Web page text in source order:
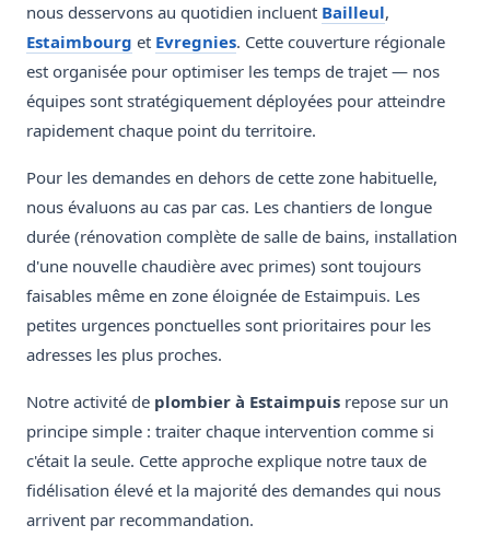
nous desservons au quotidien incluent Bailleul,
Estaimbourg et Evregnies. Cette couverture régionale
est organisée pour optimiser les temps de trajet — nos
équipes sont stratégiquement déployées pour atteindre
rapidement chaque point du territoire.
Pour les demandes en dehors de cette zone habituelle,
nous évaluons au cas par cas. Les chantiers de longue
durée (rénovation complète de salle de bains, installation
d'une nouvelle chaudière avec primes) sont toujours
faisables même en zone éloignée de Estaimpuis. Les
petites urgences ponctuelles sont prioritaires pour les
adresses les plus proches.
Notre activité de plombier à Estaimpuis repose sur un
principe simple : traiter chaque intervention comme si
c'était la seule. Cette approche explique notre taux de
fidélisation élevé et la majorité des demandes qui nous
arrivent par recommandation.